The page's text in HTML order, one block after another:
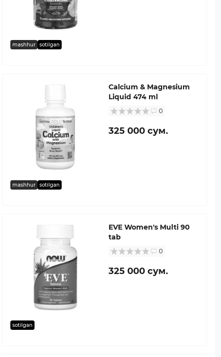
mashhur sotilgan
mashhur sotilgan
Calcium & Magnesium
Liquid 474 ml
0
325 000 сум.
sotilgan
EVE Women's Multi 90
tab
0
325 000 сум.